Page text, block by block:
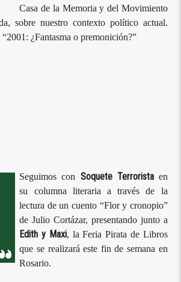
Casa de la Memoria y del Movimiento
sobre nuestro contexto político actual.
¿Fantasma o premonición?”
Seguimos con Soquete Terroristaen
su columna literaria a través de la
lectura de un cuento “Flor y cronopio”
de Julio Cortázar, presentando junto a
Edith y Maxi, la Feria Pirata de Libros
que se realizará este fin de semana en
Rosario.